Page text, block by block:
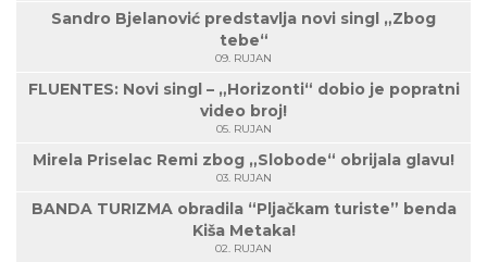
Sandro Bjelanović predstavlja novi singl „Zbog
tebe“
09. RUJAN
FLUENTES: Novi singl – „Horizonti“ dobio je popratni
video broj!
05. RUJAN
Mirela Priselac Remi zbog „Slobode“ obrijala glavu!
03. RUJAN
BANDA TURIZMA obradila “Pljačkam turiste” benda
Kiša Metaka!
02. RUJAN